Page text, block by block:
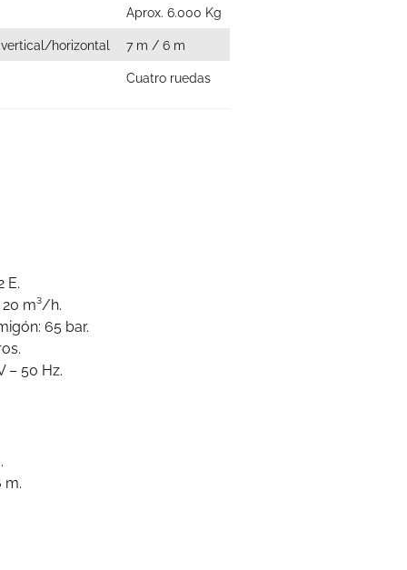
Aprox. 6.000 Kg
horizontal 7 m / 6 m
Cuatro ruedas
E.
m³/h.
65 bar.
– 50 Hz.
m.